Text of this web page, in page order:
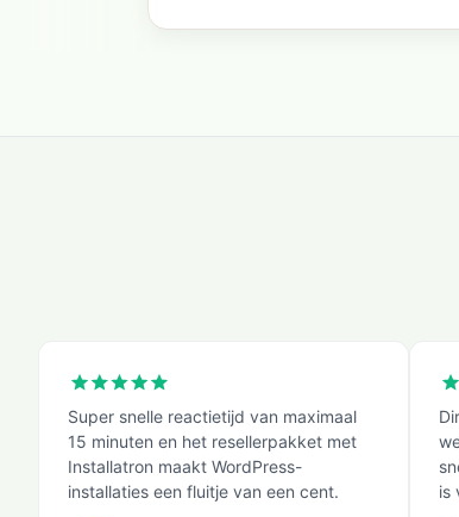
Super snelle reactietijd van maximaal
15 minuten en het resellerpakket met
Installatron maakt WordPress-
installaties een fluitje van een cent.
is